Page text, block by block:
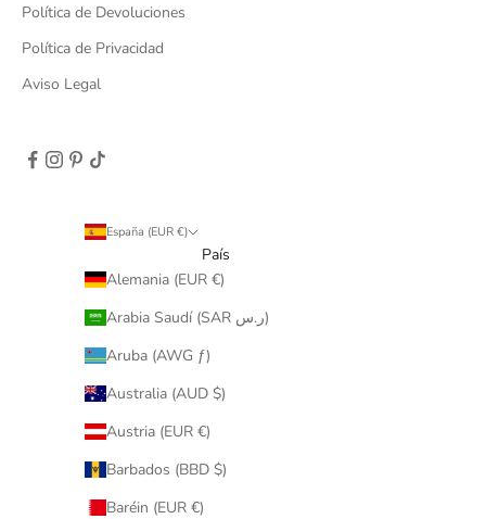
Política de Devoluciones
Política de Privacidad
Aviso Legal
España (EUR €)
País
Alemania (EUR €)
Arabia Saudí (SAR ر.س)
Aruba (AWG ƒ)
Australia (AUD $)
Austria (EUR €)
Barbados (BBD $)
Baréin (EUR €)